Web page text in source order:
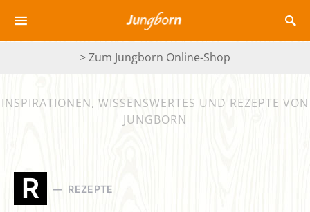
> Zum Jungborn Online-Shop
INSPIRATIONEN, WISSENSWERTES UND REZEPTE VON
JUNGBORN
R REZEPTE